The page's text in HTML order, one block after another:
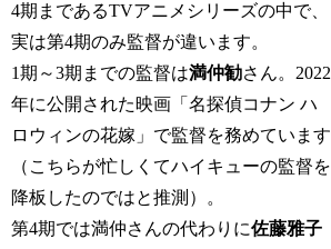
4期まであるTVアニメシリーズの中で、
実は第4期のみ監督が違います。
1期～3期までの監督は満仲勧さん。2022
年に公開された映画「名探偵コナン ハ
ロウィンの花嫁」で監督を務めています
（こちらが忙しくてハイキューの監督を
降板したのではと推測）。
第4期では満仲さんの代わりに佐藤雅子